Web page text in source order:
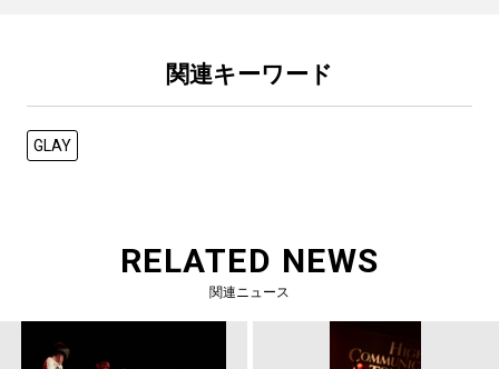
関連キーワード
GLAY
RELATED NEWS
関連ニュース